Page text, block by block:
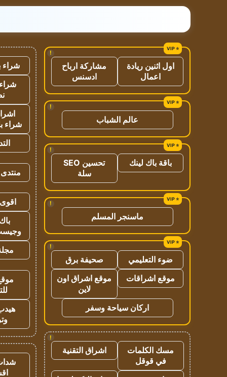
!
اول اثنين ريادة
اعمال
مشاركة ارباح
ادسنس
!
عالم الشباب
!
باقة باك لينك
تحسين SEO
سلة
!
ماسنجر المسلم
!
ضوء التعليمي
صحيفة برق
موقع اشراقات
موقع اشراق اون
لاين
اركان سياحة وسفر
!
مسك الكلمات
في قوقل
اشراق التقنية
شراء
شراء